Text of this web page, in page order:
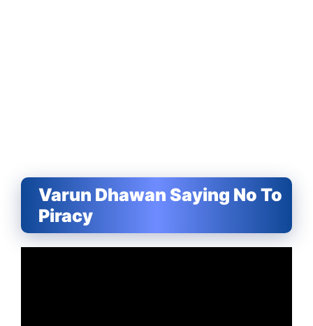
Varun Dhawan Saying No To
Piracy